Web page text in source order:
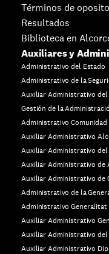
Términos de
Resultados
Biblioteca en
Auxiliares y
Administrativo del Estado
Administrativo de la
Auxiliar Administrativo del
Gestión de la
Administrativo Comunidad
Auxiliar Administrativo
Auxiliar Administrativo
Auxiliar Administrativo de
Auxiliar Administrativo de
Administrativo de la
Administrativo Generalitat
Auxiliar Administrativo
Auxiliar Administrativo
Auxiliar Administrativo